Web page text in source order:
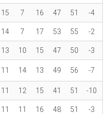
15 7 16 47 51 -4
14 7 17 53 55 -2
13 10 15 47 50 -3
11 14 13 49 56 -7
11 12 15 41 51 -10
11 11 16 48 51 -3